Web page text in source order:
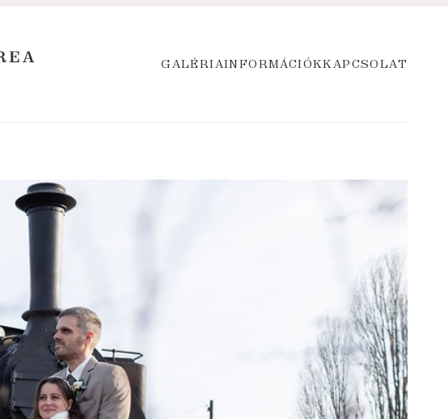
GALÉRIAINFORMÁCIÓKKAPCSOLAT